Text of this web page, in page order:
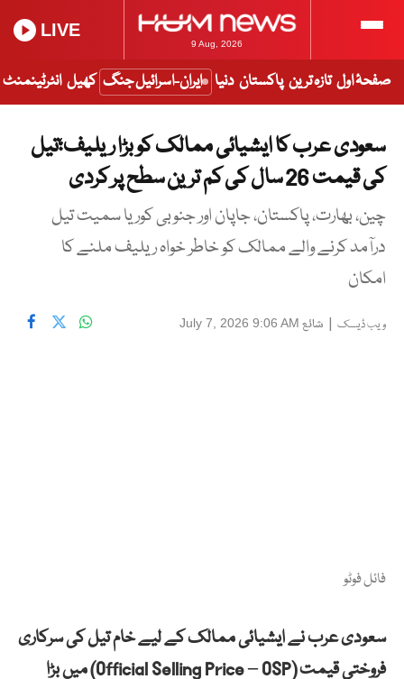
9 Aug, 2026
LIVE
صفحۂ اول تازہ ترین پاکستان دنیا ایران-اسرائیل جنگ کھیل انٹرٹینمنٹ
سعودی عرب کا ایشیائی ممالک کو بڑا ریلیف؛تیل
کی قیمت 26 سال کی کم ترین سطح پر کردی
چین، بھارت، پاکستان، جاپان اور جنوبی کوریا سمیت تیل
درآمد کرنے والے ممالک کو خاطر خواہ ریلیف ملنے کا
امکان
ویب ڈیسک | شائع July 7, 2026 9:06 AM
فائل فوٹو
سعودی عرب نے ایشیائی ممالک کے لیے خام تیل کی سرکاری
فروختی قیمت (Official Selling Price – OSP) میں بڑا